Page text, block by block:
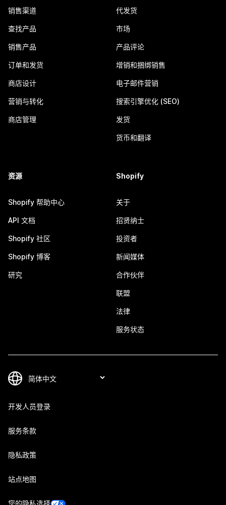
销售渠道
查找产品
销售产品
订单和发货
商店设计
营销与转化
商店管理
代发货
市场
产品评论
增销和捆绑销售
电子邮件营销
搜索引擎优化 (SEO)
发货
货币和翻译
资源
Shopify 帮助中心
API 文档
Shopify 社区
Shopify 博客
研究
Shopify
关于
招贤纳士
投资者
新闻媒体
合作伙伴
联盟
法律
服务状态
开发人员登录
服务条款
隐私政策
站点地图